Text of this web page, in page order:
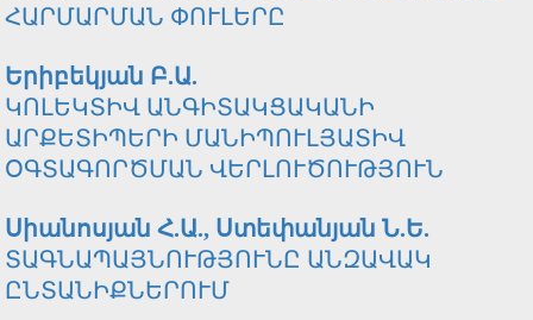
ՀԱՐՄԱՐՄԱՆ ՓՈՒԼԵՐԸ
Երիբեկյան Բ.Ա.
ԿՈԼԵԿՏԻՎ ԱՆԳԻՏԱԿՑԱԿԱՆԻ
ԱՐՔԵՏԻՊԵՐԻ ՄԱՆԻՊՈՒԼՅԱՏԻՎ
ՕԳՏԱԳՈՐԾՄԱՆ ՎԵՐԼՈՒԾՈՒԹՅՈՒՆ
Սիանոսյան Հ.Ա., Ստեփանյան Ն.Ե.
ՏԱԳՆԱՊԱՅՆՈՒԹՅՈՒՆԸ ԱՆԶԱՎԱԿ
ԸՆՏԱՆԻՔՆԵՐՈՒՄ